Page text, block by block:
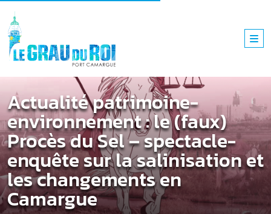
Actualité patrimoine-
environnement : le (faux)
Procès du Sel – spectacle-
enquête sur la salinisation et
les changements en
Camargue